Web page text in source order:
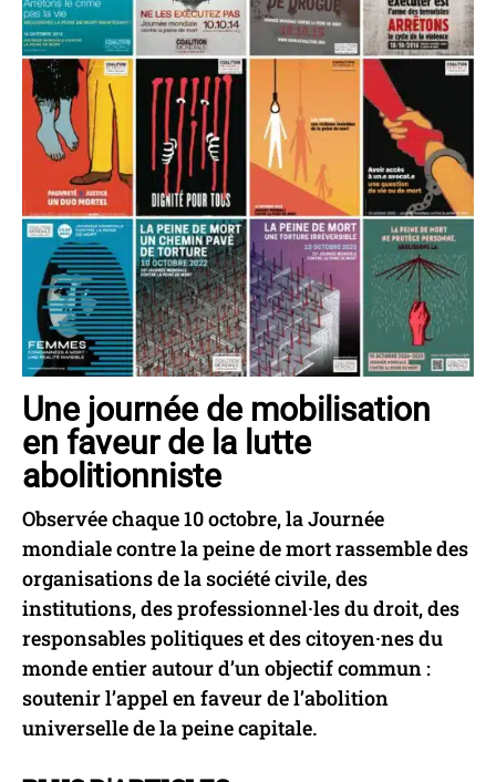
Une journée de mobilisation
en faveur de la lutte
abolitionniste
Observée chaque 10 octobre, la Journée
mondiale contre la peine de mort rassemble des
organisations de la société civile, des
institutions, des professionnel·les du droit, des
responsables politiques et des citoyen·nes du
monde entier autour d’un objectif commun :
soutenir l’appel en faveur de l’abolition
universelle de la peine capitale.